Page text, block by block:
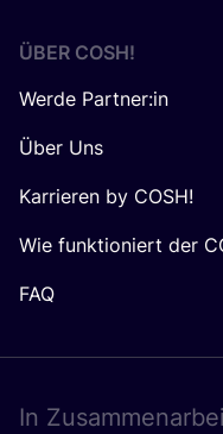
ÜBER COSH!
Werde Partner:in
Über Uns
Karrieren by COSH!
Wie funktioniert der
FAQ
In